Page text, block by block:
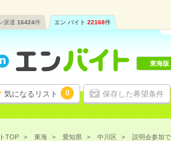
派遣 16424件 エン バイト 22168件
気になるリスト 0 保存した希望条件
東海版
TOP 東海 愛知県 中川区 説明会参加